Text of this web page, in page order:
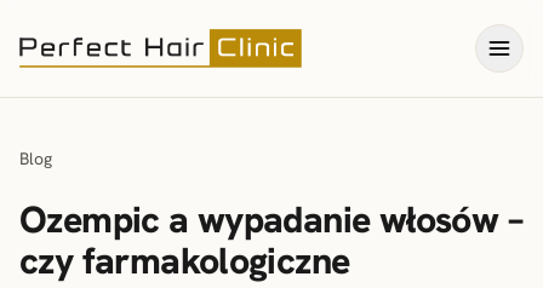
Blog
Ozempic a wypadanie włosów –
czy farmakologiczne